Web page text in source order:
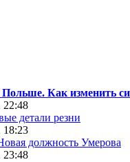
Как изменить
22:48
детали резни
18:23
должность Умерова
23:48